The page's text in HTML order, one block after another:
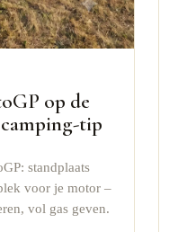
op de
tip
standplaats
voor je motor –
vol gas geven.